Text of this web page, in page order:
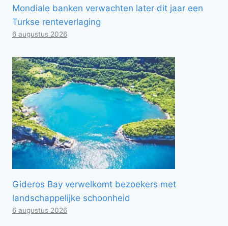
Mondiale banken verwachten later dit jaar een
Turkse renteverlaging
6 augustus 2026
Gideros Bay verwelkomt bezoekers met
landschappelijke schoonheid
6 augustus 2026